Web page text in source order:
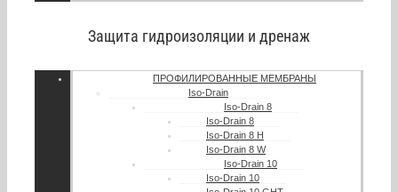
Защита гидроизоляции и дренаж
ПРОФИЛИРОВАННЫЕ МЕМБРАНЫ
Iso-Drain
Iso-Drain 8
Iso-Drain 8
Iso-Drain 8 Н
Iso-Drain 8 W
Iso-Drain 10
Iso-Drain 10